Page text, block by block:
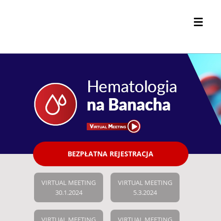
BEZPŁATNA REJESTRACJA
VIRTUAL MEETING
30.1.2024
VIRTUAL MEETING
5.3.2024